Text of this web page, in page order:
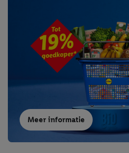
Meer informatie